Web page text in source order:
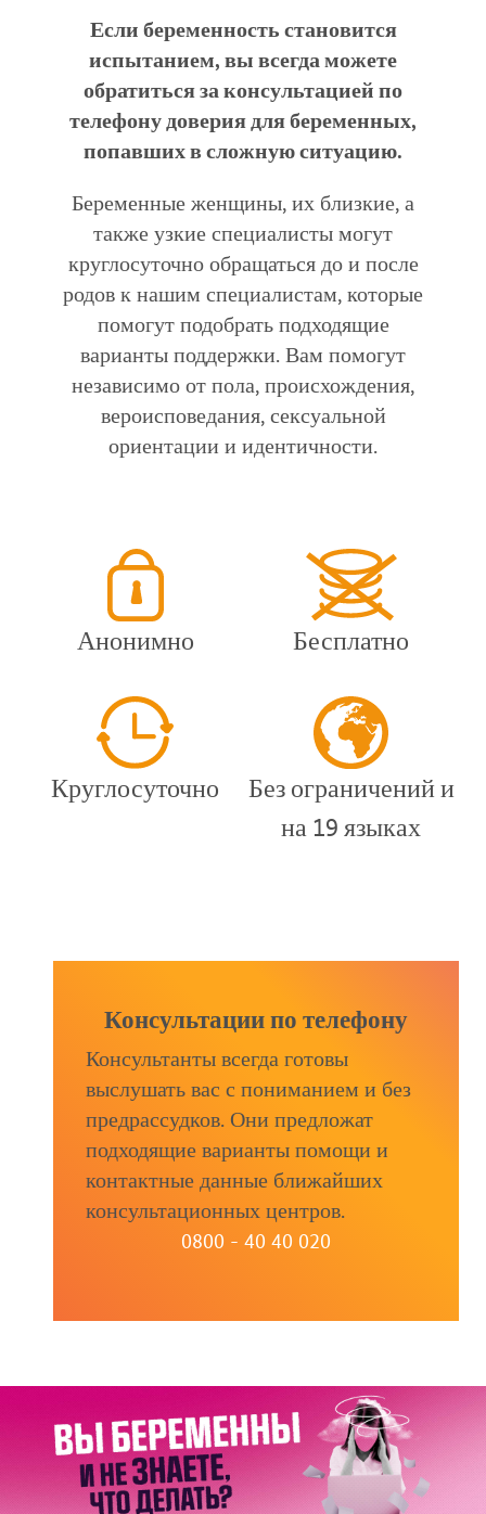
Если беременность становится
испытанием, вы всегда можете
обратиться за консультацией по
телефону доверия для беременных,
попавших в сложную ситуацию.
Беременные женщины, их близкие, а
также узкие специалисты могут
круглосуточно обращаться до и после
родов к нашим специалистам, которые
помогут подобрать подходящие
варианты поддержки. Вам помогут
независимо от пола, происхождения,
вероисповедания, сексуальной
ориентации и идентичности.
Анонимно Бесплатно
Круглосуточно
Без ограничений и
на 19 языках
Консультации по телефону
Консультанты всегда готовы
выслушать вас с пониманием и без
предрассудков. Они предложат
подходящие варианты помощи и
контактные данные ближайших
консультационных центров.
0800 - 40 40 020